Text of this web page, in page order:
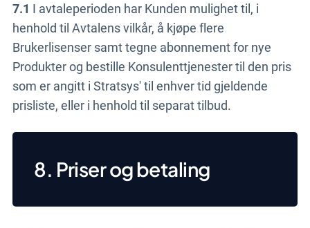
7.1 I avtaleperioden har Kunden mulighet til, i
henhold til Avtalens vilkår, å kjøpe flere
Brukerlisenser samt tegne abonnement for nye
Produkter og bestille Konsulenttjenester til den pris
som er angitt i Stratsys' til enhver tid gjeldende
prisliste, eller i henhold til separat tilbud.
8. Priser og betaling